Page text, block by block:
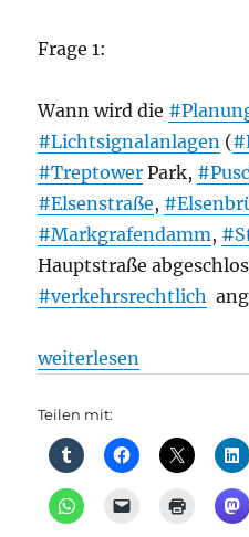
Frage 1:
Wann wird die
#Lichtsignalanlagen (
#Treptower Park,
#Elsenstraße,
#Markgrafendamm,
Hauptstraße
#verkehrsrechtlich
„Alles auf Grün:
weiterlesen
Teilen mit: